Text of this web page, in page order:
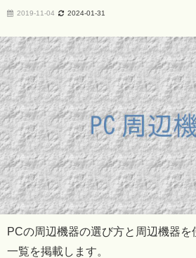
2019-11-04 2024-01-31
PCの周辺機器の選び方と周辺機器
一覧を掲載します。